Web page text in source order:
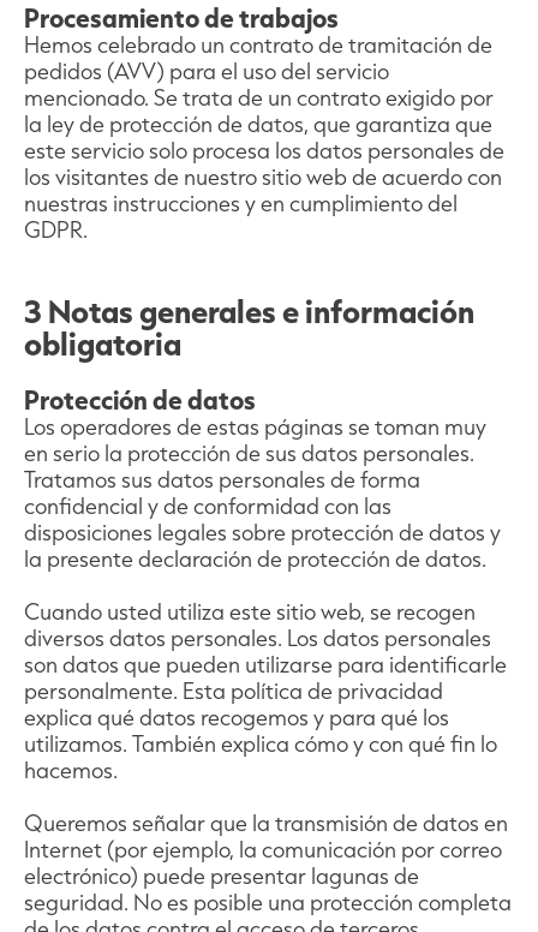
Procesamiento de trabajos
Hemos celebrado un contrato de tramitación de
pedidos (AVV) para el uso del servicio
mencionado. Se trata de un contrato exigido por
la ley de protección de datos, que garantiza que
este servicio solo procesa los datos personales de
los visitantes de nuestro sitio web de acuerdo con
nuestras instrucciones y en cumplimiento del
GDPR.
3 Notas generales e información
obligatoria
Protección de datos
Los operadores de estas páginas se toman muy
en serio la protección de sus datos personales.
Tratamos sus datos personales de forma
confidencial y de conformidad con las
disposiciones legales sobre protección de datos y
la presente declaración de protección de datos.
Cuando usted utiliza este sitio web, se recogen
diversos datos personales. Los datos personales
son datos que pueden utilizarse para identificarle
personalmente. Esta política de privacidad
explica qué datos recogemos y para qué los
utilizamos. También explica cómo y con qué fin lo
hacemos.
Queremos señalar que la transmisión de datos en
Internet (por ejemplo, la comunicación por correo
electrónico) puede presentar lagunas de
seguridad. No es posible una protección completa